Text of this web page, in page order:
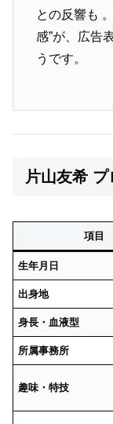
との反響も
感”が、広告
うです。
片山友希
項目
生年月日
出身地
身長・血液型
所属事務所
趣味・特技